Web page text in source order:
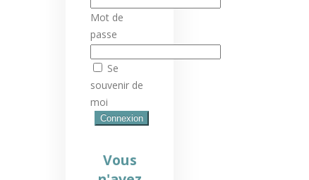
Mot de
passe
Se
souvenir de
moi
Vous